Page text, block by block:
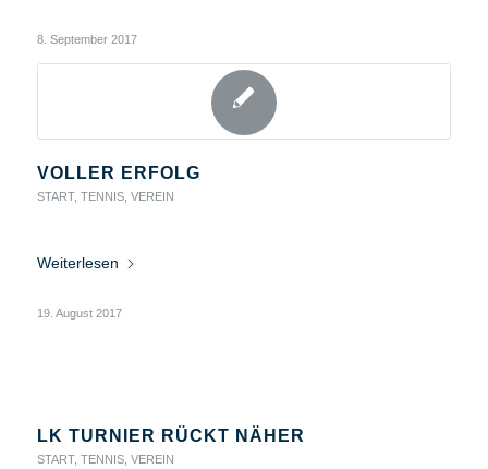
8. September 2017
VOLLER ERFOLG
START, TENNIS, VEREIN
Weiterlesen
19. August 2017
LK TURNIER RÜCKT NÄHER
START, TENNIS, VEREIN